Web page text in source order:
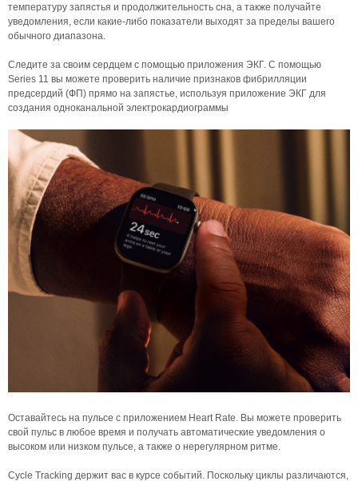
температуру запястья и продолжительность сна, а также получайте
уведомления, если какие-либо показатели выходят за пределы вашего
обычного диапазона.
Следите за своим сердцем с помощью приложения ЭКГ. С помощью
Series 11 вы можете проверить наличие признаков фибрилляции
предсердий (ФП) прямо на запястье, используя приложение ЭКГ для
создания одноканальной электрокардиограммы
Оставайтесь на пульсе с приложением Heart Rate. Вы можете проверить
свой пульс в любое время и получать автоматические уведомления о
высоком или низком пульсе, а также о нерегулярном ритме.
Cycle Tracking держит вас в курсе событий. Поскольку циклы различаются,